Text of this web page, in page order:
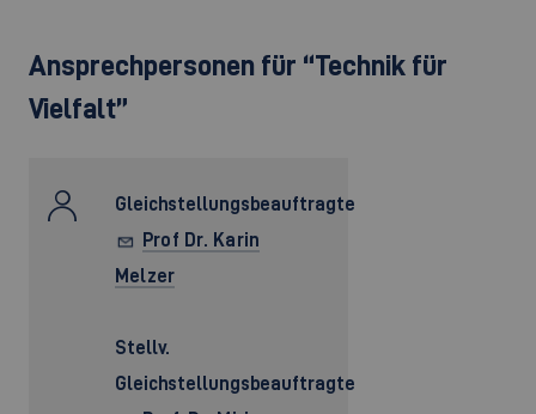
Ansprechpersonen für “Technik für
Vielfalt”
Gleichstellungsbeauftragte
Prof Dr. Karin
Melzer
Stellv.
Gleichstellungsbeauftragte